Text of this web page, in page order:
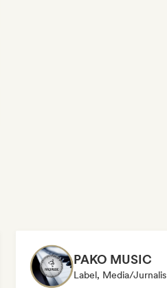
PAKO MUSIC
Label, Media/Jurnalis